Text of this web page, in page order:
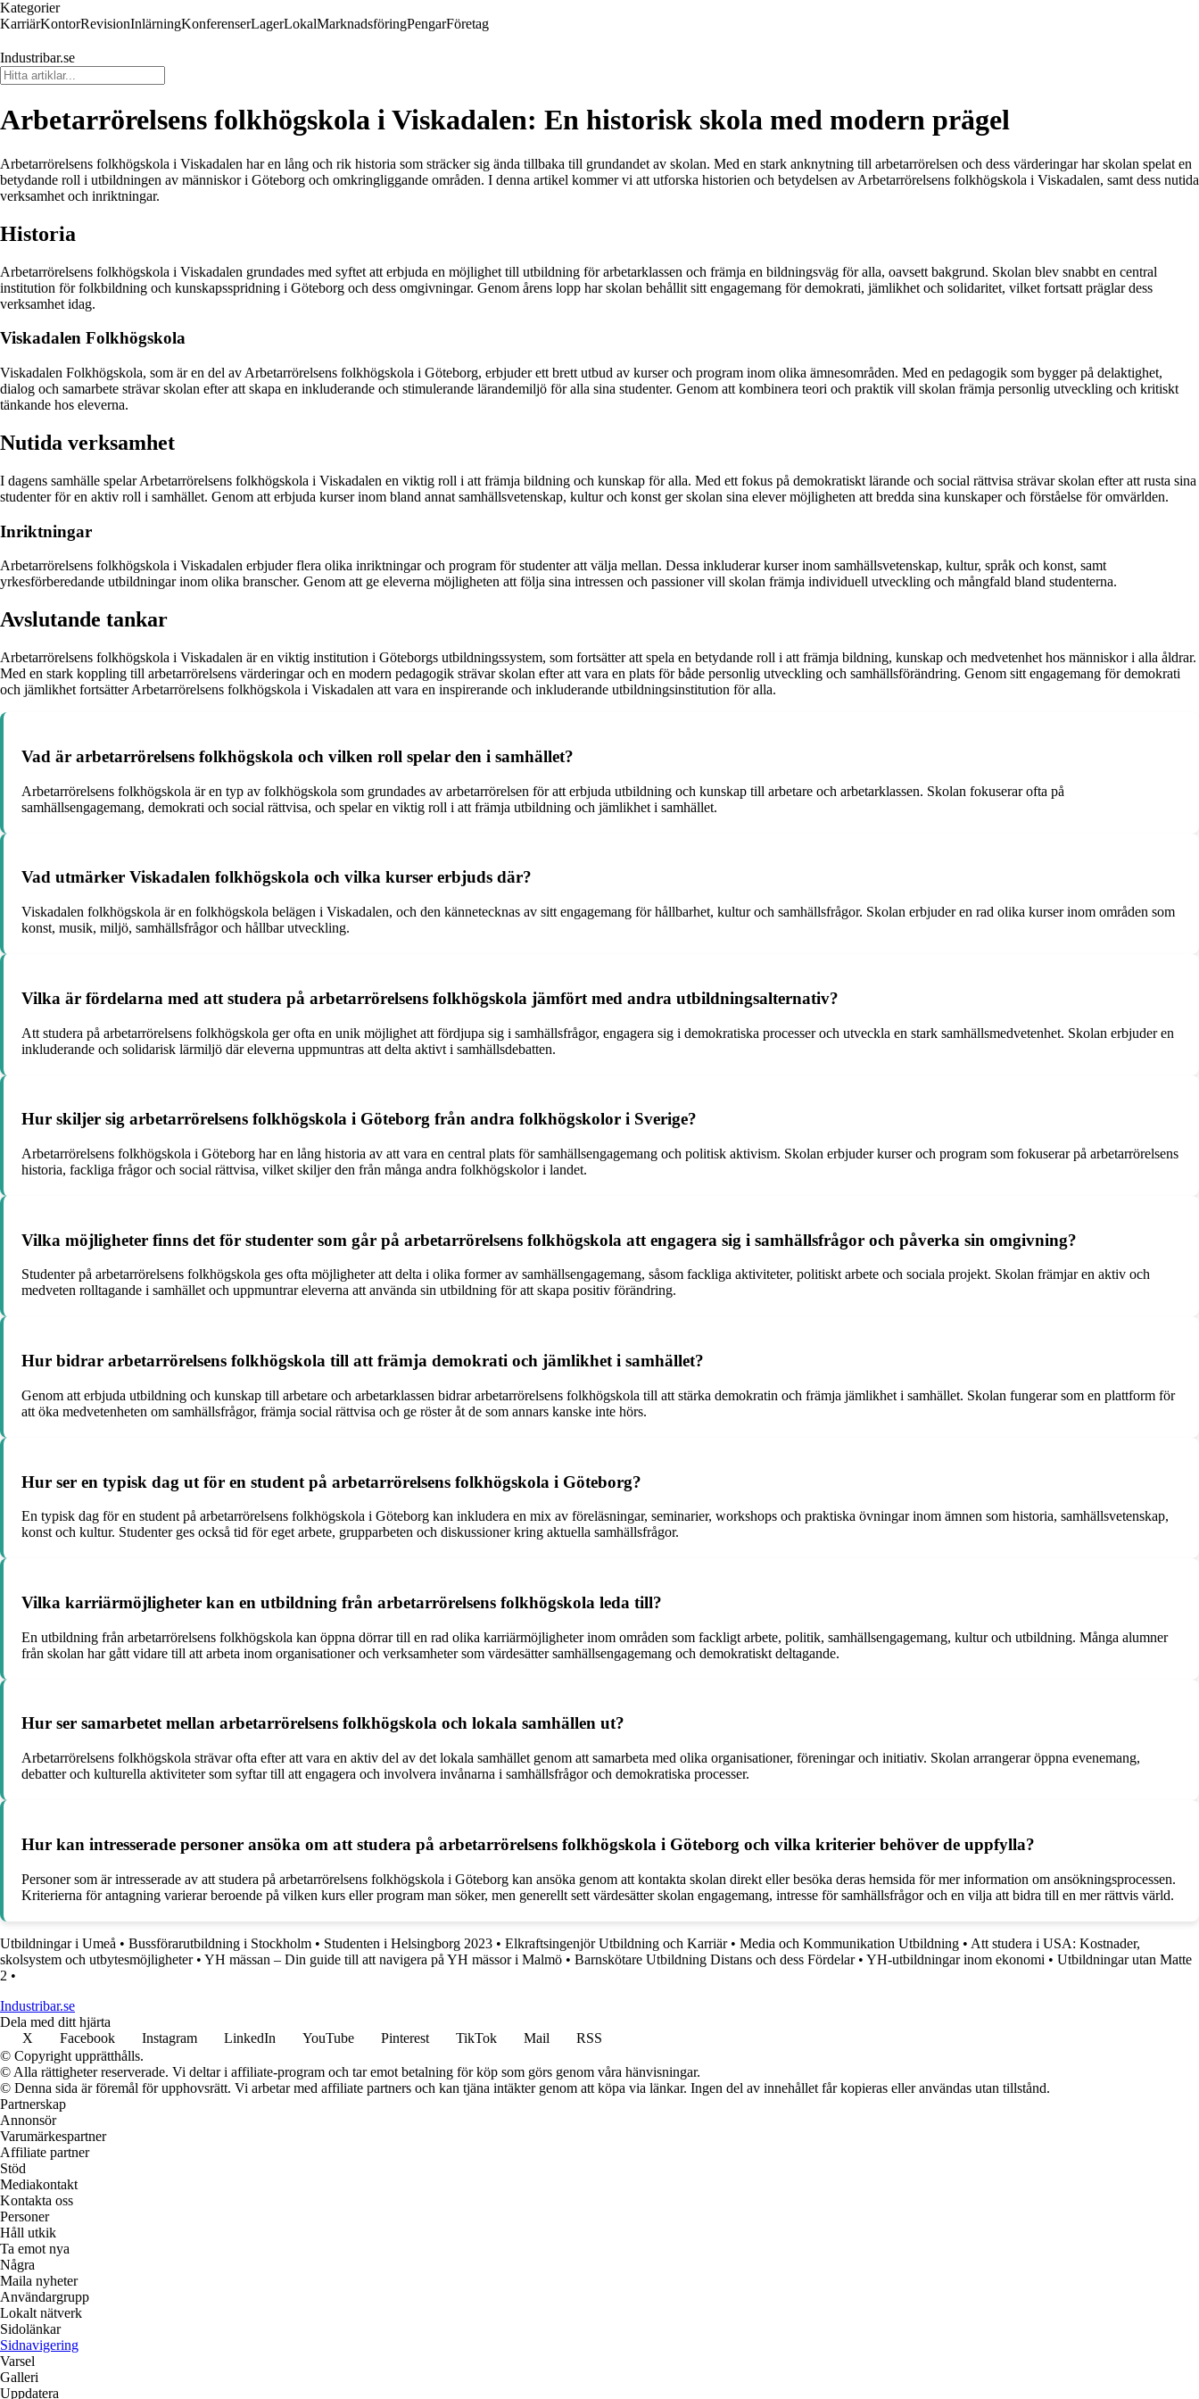
Kategorier
KarriärKontorRevisionInlärningKonferenserLagerLokalMarknadsföringPengarFöretag
Industribar.se
Arbetarrörelsens folkhögskola i Viskadalen: En historisk skola med modern prägel
Arbetarrörelsens folkhögskola i Viskadalen har en lång och rik historia som sträcker sig ända tillbaka till grundandet av skolan. Med en stark anknytning till arbetarrörelsen och dess värderingar har skolan spelat en
betydande roll i utbildningen av människor i Göteborg och omkringliggande områden. I denna artikel kommer vi att utforska historien och betydelsen av Arbetarrörelsens folkhögskola i Viskadalen, samt dess nutida
verksamhet och inriktningar.
Historia
Arbetarrörelsens folkhögskola i Viskadalen grundades med syftet att erbjuda en möjlighet till utbildning för arbetarklassen och främja en bildningsväg för alla, oavsett bakgrund. Skolan blev snabbt en central
institution för folkbildning och kunskapsspridning i Göteborg och dess omgivningar. Genom årens lopp har skolan behållit sitt engagemang för demokrati, jämlikhet och solidaritet, vilket fortsatt präglar dess
verksamhet idag.
Viskadalen Folkhögskola
Viskadalen Folkhögskola, som är en del av Arbetarrörelsens folkhögskola i Göteborg, erbjuder ett brett utbud av kurser och program inom olika ämnesområden. Med en pedagogik som bygger på delaktighet,
dialog och samarbete strävar skolan efter att skapa en inkluderande och stimulerande lärandemiljö för alla sina studenter. Genom att kombinera teori och praktik vill skolan främja personlig utveckling och kritiskt
tänkande hos eleverna.
Nutida verksamhet
I dagens samhälle spelar Arbetarrörelsens folkhögskola i Viskadalen en viktig roll i att främja bildning och kunskap för alla. Med ett fokus på demokratiskt lärande och social rättvisa strävar skolan efter att rusta sina
studenter för en aktiv roll i samhället. Genom att erbjuda kurser inom bland annat samhällsvetenskap, kultur och konst ger skolan sina elever möjligheten att bredda sina kunskaper och förståelse för omvärlden.
Inriktningar
Arbetarrörelsens folkhögskola i Viskadalen erbjuder flera olika inriktningar och program för studenter att välja mellan. Dessa inkluderar kurser inom samhällsvetenskap, kultur, språk och konst, samt
yrkesförberedande utbildningar inom olika branscher. Genom att ge eleverna möjligheten att följa sina intressen och passioner vill skolan främja individuell utveckling och mångfald bland studenterna.
Avslutande tankar
Arbetarrörelsens folkhögskola i Viskadalen är en viktig institution i Göteborgs utbildningssystem, som fortsätter att spela en betydande roll i att främja bildning, kunskap och medvetenhet hos människor i alla åldrar.
Med en stark koppling till arbetarrörelsens värderingar och en modern pedagogik strävar skolan efter att vara en plats för både personlig utveckling och samhällsförändring. Genom sitt engagemang för demokrati
och jämlikhet fortsätter Arbetarrörelsens folkhögskola i Viskadalen att vara en inspirerande och inkluderande utbildningsinstitution för alla.
Vad är arbetarrörelsens folkhögskola och vilken roll spelar den i samhället?
Arbetarrörelsens folkhögskola är en typ av folkhögskola som grundades av arbetarrörelsen för att erbjuda utbildning och kunskap till arbetare och arbetarklassen. Skolan fokuserar ofta på
samhällsengagemang, demokrati och social rättvisa, och spelar en viktig roll i att främja utbildning och jämlikhet i samhället.
Vad utmärker Viskadalen folkhögskola och vilka kurser erbjuds där?
Viskadalen folkhögskola är en folkhögskola belägen i Viskadalen, och den kännetecknas av sitt engagemang för hållbarhet, kultur och samhällsfrågor. Skolan erbjuder en rad olika kurser inom områden som
konst, musik, miljö, samhällsfrågor och hållbar utveckling.
Vilka är fördelarna med att studera på arbetarrörelsens folkhögskola jämfört med andra utbildningsalternativ?
Att studera på arbetarrörelsens folkhögskola ger ofta en unik möjlighet att fördjupa sig i samhällsfrågor, engagera sig i demokratiska processer och utveckla en stark samhällsmedvetenhet. Skolan erbjuder en
inkluderande och solidarisk lärmiljö där eleverna uppmuntras att delta aktivt i samhällsdebatten.
Hur skiljer sig arbetarrörelsens folkhögskola i Göteborg från andra folkhögskolor i Sverige?
Arbetarrörelsens folkhögskola i Göteborg har en lång historia av att vara en central plats för samhällsengagemang och politisk aktivism. Skolan erbjuder kurser och program som fokuserar på arbetarrörelsens
historia, fackliga frågor och social rättvisa, vilket skiljer den från många andra folkhögskolor i landet.
Vilka möjligheter finns det för studenter som går på arbetarrörelsens folkhögskola att engagera sig i samhällsfrågor och påverka sin omgivning?
Studenter på arbetarrörelsens folkhögskola ges ofta möjligheter att delta i olika former av samhällsengagemang, såsom fackliga aktiviteter, politiskt arbete och sociala projekt. Skolan främjar en aktiv och
medveten rolltagande i samhället och uppmuntrar eleverna att använda sin utbildning för att skapa positiv förändring.
Hur bidrar arbetarrörelsens folkhögskola till att främja demokrati och jämlikhet i samhället?
Genom att erbjuda utbildning och kunskap till arbetare och arbetarklassen bidrar arbetarrörelsens folkhögskola till att stärka demokratin och främja jämlikhet i samhället. Skolan fungerar som en plattform för
att öka medvetenheten om samhällsfrågor, främja social rättvisa och ge röster åt de som annars kanske inte hörs.
Hur ser en typisk dag ut för en student på arbetarrörelsens folkhögskola i Göteborg?
En typisk dag för en student på arbetarrörelsens folkhögskola i Göteborg kan inkludera en mix av föreläsningar, seminarier, workshops och praktiska övningar inom ämnen som historia, samhällsvetenskap,
konst och kultur. Studenter ges också tid för eget arbete, grupparbeten och diskussioner kring aktuella samhällsfrågor.
Vilka karriärmöjligheter kan en utbildning från arbetarrörelsens folkhögskola leda till?
En utbildning från arbetarrörelsens folkhögskola kan öppna dörrar till en rad olika karriärmöjligheter inom områden som fackligt arbete, politik, samhällsengagemang, kultur och utbildning. Många alumner
från skolan har gått vidare till att arbeta inom organisationer och verksamheter som värdesätter samhällsengagemang och demokratiskt deltagande.
Hur ser samarbetet mellan arbetarrörelsens folkhögskola och lokala samhällen ut?
Arbetarrörelsens folkhögskola strävar ofta efter att vara en aktiv del av det lokala samhället genom att samarbeta med olika organisationer, föreningar och initiativ. Skolan arrangerar öppna evenemang,
debatter och kulturella aktiviteter som syftar till att engagera och involvera invånarna i samhällsfrågor och demokratiska processer.
Hur kan intresserade personer ansöka om att studera på arbetarrörelsens folkhögskola i Göteborg och vilka kriterier behöver de uppfylla?
Personer som är intresserade av att studera på arbetarrörelsens folkhögskola i Göteborg kan ansöka genom att kontakta skolan direkt eller besöka deras hemsida för mer information om ansökningsprocessen.
Kriterierna för antagning varierar beroende på vilken kurs eller program man söker, men generellt sett värdesätter skolan engagemang, intresse för samhällsfrågor och en vilja att bidra till en mer rättvis värld.
Utbildningar i Umeå • Bussförarutbildning i Stockholm • Studenten i Helsingborg 2023 • Elkraftsingenjör Utbildning och Karriär• Media och Kommunikation Utbildning • Att studera i USA: Kostnader,
skolsystem och utbytesmöjligheter• YH mässan – Din guide till att navigera på YH mässor i Malmö • Barnskötare Utbildning Distans och dess Fördelar• YH-utbildningar inom ekonomi • Utbildningar utan Matte
2 •
Industribar.se
Dela med ditt hjärta
X
Facebook Instagram LinkedIn YouTube Pinterest TikTok Mail
RSS
© Copyright upprätthålls.
© Alla rättigheter reserverade. Vi deltar i affiliate-program och tar emot betalning för köp som görs genom våra hänvisningar.
© Denna sida är föremål för upphovsrätt. Vi arbetar med affiliate partners och kan tjäna intäkter genom att köpa via länkar. Ingen del av innehållet får kopieras eller användas utan tillstånd.
Partnerskap
Annonsör
Varumärkespartner
Affiliate partner
Stöd
Mediakontakt
Kontakta oss
Personer
Håll utkik
Ta emot nya
Några
Maila nyheter
Användargrupp
Lokalt nätverk
Sidolänkar
Sidnavigering
Varsel
Galleri
Uppdatera